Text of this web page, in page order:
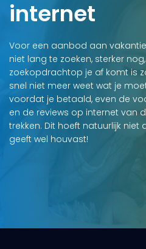
internet
Voor een aanbod aan
niet lang te zoeken, sterker
zoekopdrachtop je af komt is
snel niet meer weet wat je
voordat je betaald, even de
en de reviews op internet van
trekken. Dit hoeft natuurlijk
geeft wel houvast!